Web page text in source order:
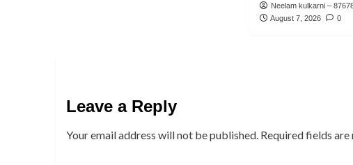
Neelam kulkarni –
August 7, 2026
0
Leave a Reply
Your email address will not be published. Required fields